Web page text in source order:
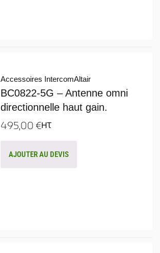
Accessoires IntercomAltair
BC0822-5G – Antenne omni
directionnelle haut gain.
495,00€HT
AJOUTER AU DEVIS